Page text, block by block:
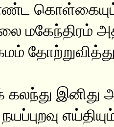
கொள்கையும்
மகேந்திரம்
கலந்து இனிது